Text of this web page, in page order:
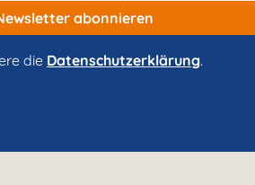
abonnieren
die Datenschutzerklärung.